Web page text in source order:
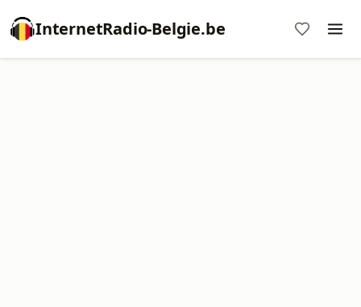
InternetRadio-Belgie.be